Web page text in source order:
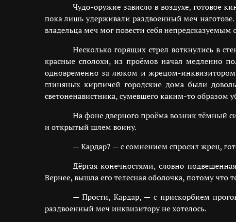
Чудо-оружие зависло в воздухе, готовое
пока лишь удерживали раздвоенный меч
владельца меч мог повести себя непредсказуемым
Несколько горящих стрел воткнулись в
красные сполохи, из проёмов начал медленно
одновременно за люком и жрецом-
глиняных кирпичей городские дома были
светоненавистника, сумевшего каким-то
На фоне дверного проёма возник тёмный
и открытый шлем воину.
— Кардар? — с сомнением спросил жрец,
Дёргая конечностями, словно
Вернее, вышла его телесная оболочка, потому что
— Прости, Кардар, — с прискорбием
раздвоенный меч инквизитору не хотелось.